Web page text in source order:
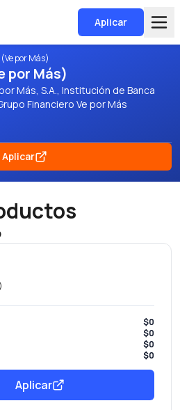
Aplicar
(Ve por Más)
por Más)
Más, S.A., Institución de Banca
Financiero Ve por Más
Aplicar
$0
$0
$0
$0
Aplicar